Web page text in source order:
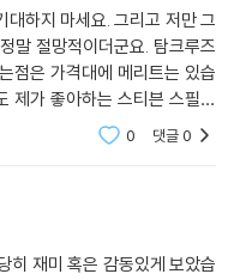
하지 마세요. 그리고 저만 그
말 절망적이더군요. 탐크루즈
점은 가격대에 메리트는 있습
제가 좋아하는 스티븐 스필버
0 댓글0
히 재미 혹은 감동있게 보았습